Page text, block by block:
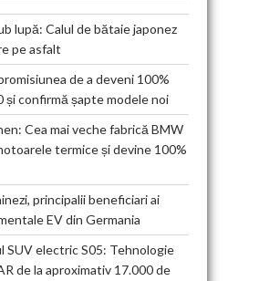
lupă: Calul de bătaie japonez
pe asfalt
de a deveni 100%
și confirmă șapte modele noi
Cea mai veche fabrică BMW
termice și devine 100%
principalii beneficiari ai
EV din Germania
SUV electric S05: Tehnologie
de la aproximativ 17.000 de